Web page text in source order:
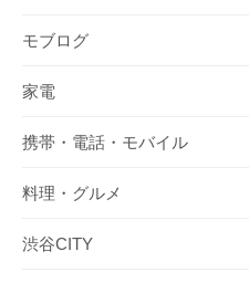
モブログ
家電
携帯・電話・モバイル
料理・グルメ
渋谷CITY